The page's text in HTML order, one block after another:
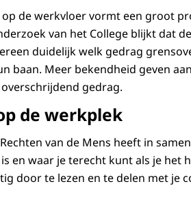
de werkvloer vormt een groot
van het College blijkt dat
duidelijk welk gedrag
baan. Meer bekendheid geven
gedrag.
de werkplek
van de Mens heeft in
en waar je terecht kunt als je
door te lezen en te delen met je